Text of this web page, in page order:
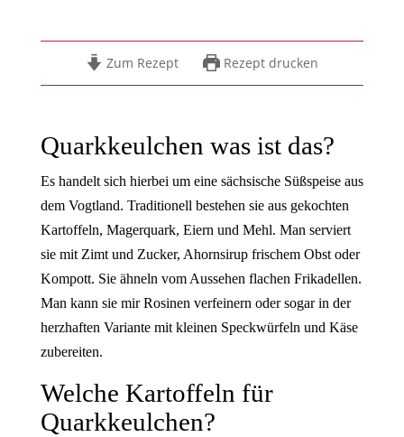
Zum Rezept Rezept drucken
Quarkkeulchen was ist das?
Es handelt sich hierbei um eine sächsische Süßspeise aus
dem Vogtland. Traditionell bestehen sie aus gekochten
Kartoffeln, Magerquark, Eiern und Mehl. Man serviert
sie mit Zimt und Zucker, Ahornsirup frischem Obst oder
Kompott. Sie ähneln vom Aussehen flachen Frikadellen.
Man kann sie mir Rosinen verfeinern oder sogar in der
herzhaften Variante mit kleinen Speckwürfeln und Käse
zubereiten.
Welche Kartoffeln für
Quarkkeulchen?